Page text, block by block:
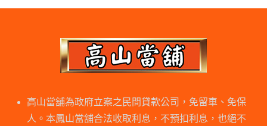
高山當舖為政府立案之民間貸款公司，免留車、免保
人。本鳳山當舖合法收取利息，不預扣利息，也絕不